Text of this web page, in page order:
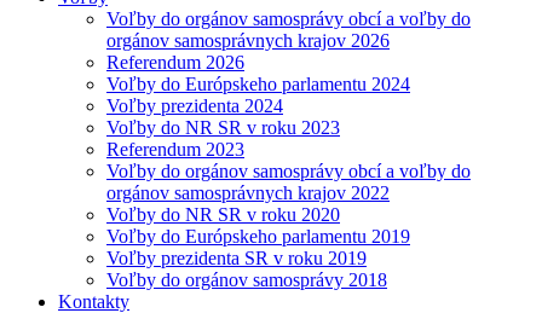
Voľby do orgánov samosprávy obcí a voľby do
orgánov samosprávnych krajov 2026
Referendum 2026
Voľby do Európskeho parlamentu 2024
Voľby prezidenta 2024
Voľby do NR SR v roku 2023
Referendum 2023
Voľby do orgánov samosprávy obcí a voľby do
orgánov samosprávnych krajov 2022
Voľby do NR SR v roku 2020
Voľby do Európskeho parlamentu 2019
Voľby prezidenta SR v roku 2019
Voľby do orgánov samosprávy 2018
Kontakty